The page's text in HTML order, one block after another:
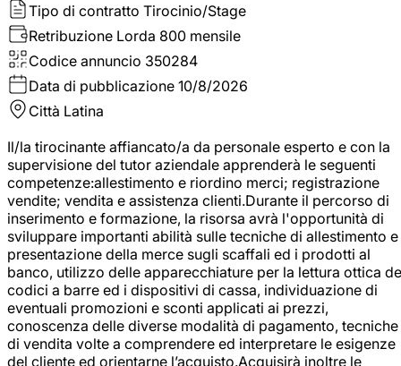
Tipo di contratto Tirocinio/Stage
Retribuzione Lorda 800 mensile
Codice annuncio 350284
Data di pubblicazione 10/8/2026
Città Latina
Il/la tirocinante affiancato/a da personale esperto e con la
supervisione del tutor aziendale apprenderà le seguenti
competenze:allestimento e riordino merci; registrazione
vendite; vendita e assistenza clienti.Durante il percorso di
inserimento e formazione, la risorsa avrà l'opportunità di
sviluppare importanti abilità sulle tecniche di allestimento e
presentazione della merce sugli scaffali ed i prodotti al
banco, utilizzo delle apparecchiature per la lettura ottica
codici a barre ed i dispositivi di cassa, individuazione di
eventuali promozioni e sconti applicati ai prezzi,
conoscenza delle diverse modalità di pagamento, tecniche
di vendita volte a comprendere ed interpretare le esigenze
del cliente ed orientarne l’acquisto.Acquisirà inoltre le